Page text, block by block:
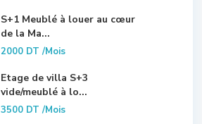
S+1 Meublé à louer au cœur
de la Ma...
2000 DT/Mois
Etage de villa S+3
vide/meublé à lo...
3500 DT/Mois